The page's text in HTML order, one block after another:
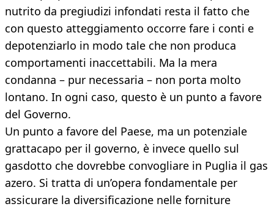
nutrito da pregiudizi infondati resta il fatto che
con questo atteggiamento occorre fare i conti e
depotenziarlo in modo tale che non produca
comportamenti inaccettabili. Ma la mera
condanna – pur necessaria – non porta molto
lontano. In ogni caso, questo è un punto a favore
del Governo.
Un punto a favore del Paese, ma un potenziale
grattacapo per il governo, è invece quello sul
gasdotto che dovrebbe convogliare in Puglia il gas
azero. Si tratta di un’opera fondamentale per
assicurare la diversificazione nelle forniture